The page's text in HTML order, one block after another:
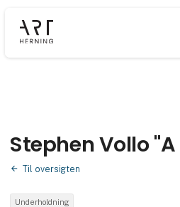
Stephen Vollo
Til oversigten
Underholdning